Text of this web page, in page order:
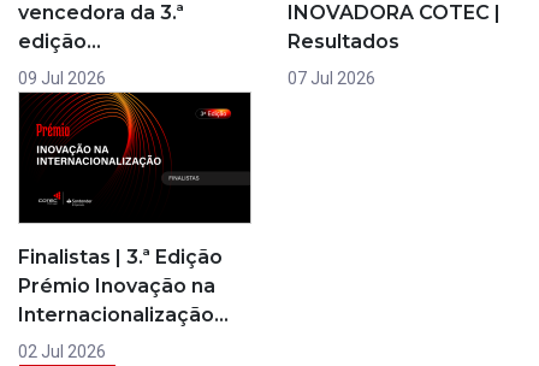
vencedora da 3.ª
edição…
09 Jul 2026
INOVADORA COTEC |
Resultados
07 Jul 2026
Finalistas | 3.ª Edição
Prémio Inovação na
Internacionalização…
02 Jul 2026